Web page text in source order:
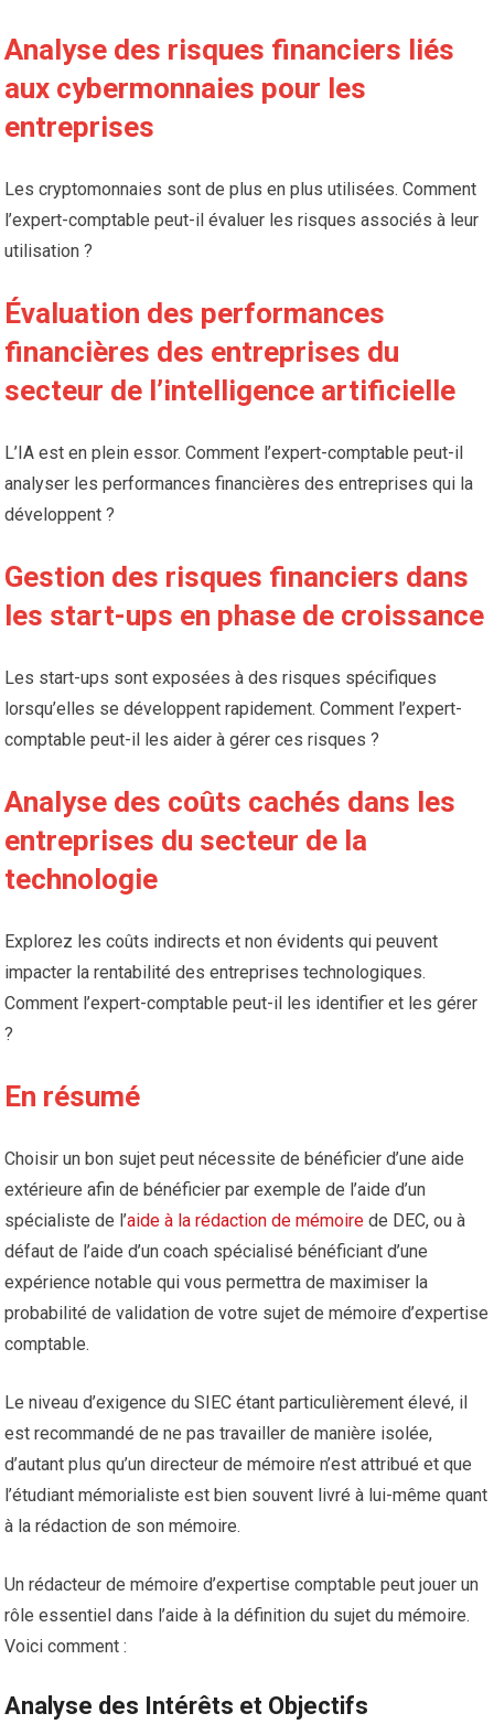
Analyse des risques financiers liés
aux cybermonnaies pour les
entreprises
Les cryptomonnaies sont de plus en plus utilisées. Comment
l’expert-comptable peut-il évaluer les risques associés à leur
utilisation ?
Évaluation des performances
financières des entreprises du
secteur de l’intelligence artificielle
L’IA est en plein essor. Comment l’expert-comptable peut-il
analyser les performances financières des entreprises qui la
développent ?
Gestion des risques financiers dans
les start-ups en phase de croissance
Les start-ups sont exposées à des risques spécifiques
lorsqu’elles se développent rapidement. Comment l’expert-
comptable peut-il les aider à gérer ces risques ?
Analyse des coûts cachés dans les
entreprises du secteur de la
technologie
Explorez les coûts indirects et non évidents qui peuvent
impacter la rentabilité des entreprises technologiques.
Comment l’expert-comptable peut-il les identifier et les gérer
?
En résumé
Choisir un bon sujet peut nécessite de bénéficier d’une aide
extérieure afin de bénéficier par exemple de l’aide d’un
spécialiste de l’aide à la rédaction de mémoire de DEC, ou à
défaut de l’aide d’un coach spécialisé bénéficiant d’une
expérience notable qui vous permettra de maximiser la
probabilité de validation de votre sujet de mémoire d’expertise
comptable.
Le niveau d’exigence du SIEC étant particulièrement élevé, il
est recommandé de ne pas travailler de manière isolée,
d’autant plus qu’un directeur de mémoire n’est attribué et que
l’étudiant mémorialiste est bien souvent livré à lui-même quant
à la rédaction de son mémoire.
Un rédacteur de mémoire d’expertise comptable peut jouer un
rôle essentiel dans l’aide à la définition du sujet du mémoire.
Voici comment :
Analyse des Intérêts et Objectifs